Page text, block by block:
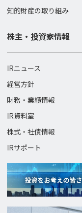
知的財産の取り組み
株主・投資家情報
IRニュース
経営方針
財務・業績情報
IR資料室
株式・社債情報
IRサポート